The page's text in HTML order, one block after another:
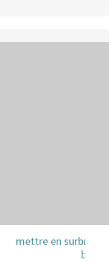
mettre en
barre